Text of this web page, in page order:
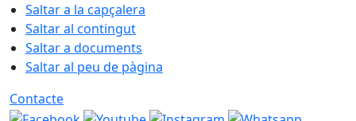
Saltar a la capçalera
Saltar al contingut
Saltar a documents
Saltar al peu de pàgina
Contacte